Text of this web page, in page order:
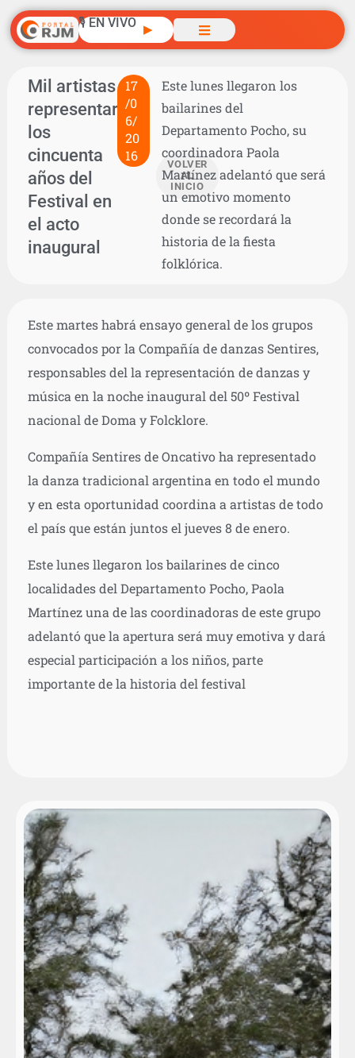
🎙️ EN VIVO ▶
Mil artistas
representarán
los
cincuenta
años del
Festival en
el acto
inaugural
17
/0
6/
20
16
VOLVER
AL
INICIO
Este lunes llegaron los
bailarines del
Departamento Pocho, su
coordinadora Paola
Martínez adelantó que será
un emotivo momento
donde se recordará la
historia de la fiesta
folklórica.
Este martes habrá ensayo general de los grupos
convocados por la Compañía de danzas Sentires,
responsables del la representación de danzas y
música en la noche inaugural del 50º Festival
nacional de Doma y Folcklore.
Compañía Sentires de Oncativo ha representado
la danza tradicional argentina en todo el mundo
y en esta oportunidad coordina a artistas de todo
el país que están juntos el jueves 8 de enero.
Este lunes llegaron los bailarines de cinco
localidades del Departamento Pocho, Paola
Martínez una de las coordinadoras de este grupo
adelantó que la apertura será muy emotiva y dará
especial participación a los niños, parte
importante de la historia del festival